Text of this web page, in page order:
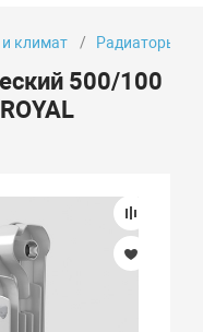
климат Радиаторы
500/100